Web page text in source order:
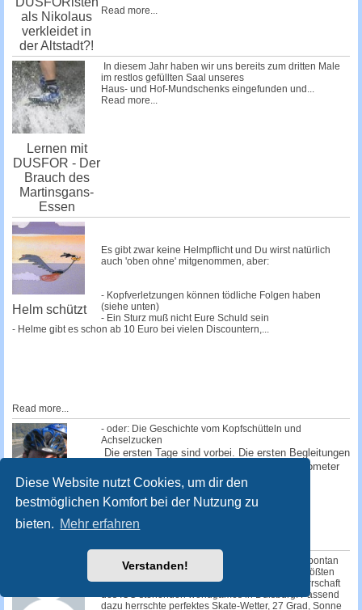
Diese Website nutzt Cookies, um dir den
bestmöglichen Komfort bei der Nutzung zu
bieten. Mehr erfahren
Verstanden!
als Nikolaus
verkleidet in
der Altstadt?!
Read more...
Lernen mit
DUSFOR - Der
Brauch des
Martinsgans-
Essen
In diesem Jahr haben wir uns bereits zum dritten Male
im restlos gefüllten Saal unseres
Haus- und Hof-Mundschenks eingefunden und...
Read more...
Helm schützt
Es gibt zwar keine Helmpflicht und Du wirst natürlich
auch 'oben ohne' mitgenommen, aber:
- Kopfverletzungen können tödliche Folgen haben
(siehe unten)
- Ein Sturz muß nicht Eure Schuld sein
- Helme gibt es schon ab 10 Euro bei vielen Discountern,...
Read more...
Auf Skates von
Düsseldorf
- oder: Die Geschichte vom Kopfschütteln und
Achselzucken
Die ersten Tage sind vorbei. Die ersten Begleitungen
haben uns verlassen. Schon nach einem Kilometer
sind die ersten abgesprungen, einige...
Read more...
Kurz nach 14.00 Uhr startete am Sonntag das spontan
einberufene SEK "worldgames" zum weltweit größten
Sportevent des Jahres, den unter der Schirmherrschaft
des IOC stehenden worldgames in Duisburg. Passend
dazu herrschte perfektes Skate-Wetter, 27 Grad, Sonne